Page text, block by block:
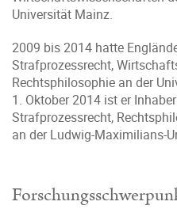
Universität Mainz.
2009 bis 2014 hatte
Strafprozessrecht,
Rechtsphilosophie an der
1. Oktober 2014 ist er
Strafprozessrecht,
an der Ludwig-Maximilians-